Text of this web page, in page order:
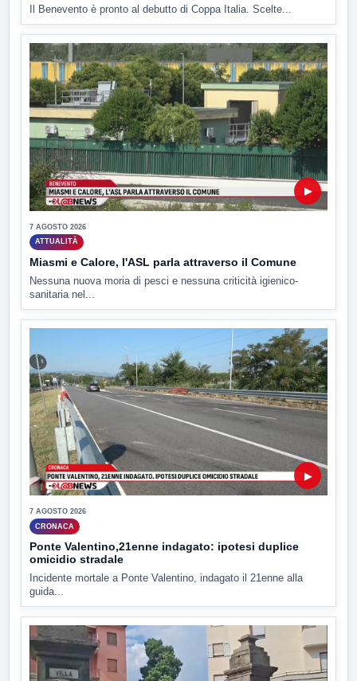
Il Benevento è pronto al debutto di Coppa Italia. Scelte...
▶
7 AGOSTO 2026
ATTUALITÀ
Miasmi e Calore, l'ASL parla attraverso il Comune
Nessuna nuova moria di pesci e nessuna criticità igienico-
sanitaria nel...
▶
7 AGOSTO 2026
CRONACA
Ponte Valentino,21enne indagato: ipotesi duplice
omicidio stradale
Incidente mortale a Ponte Valentino, indagato il 21enne alla
guida...